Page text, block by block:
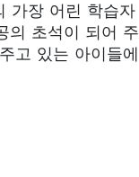
가장 어린 학습자
의 초석이 되어 주
고 있는 아이들에